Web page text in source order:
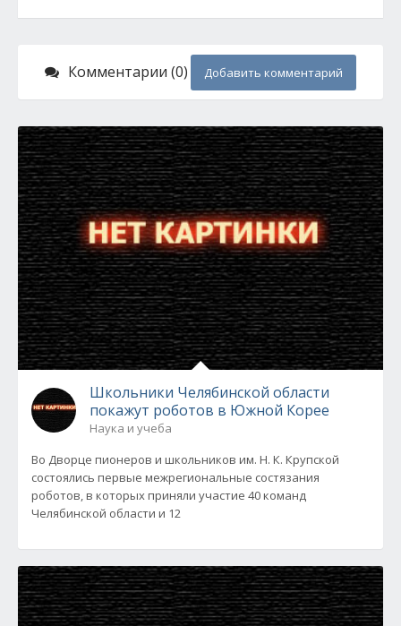
Комментарии (0) Добавить комментарий
Школьники Челябинской области
покажут роботов в Южной Корее
Наука и учеба
Во Дворце пионеров и школьников им. Н. К. Крупской
состоялись первые межрегиональные состязания
роботов, в которых приняли участие 40 команд
Челябинской области и 12